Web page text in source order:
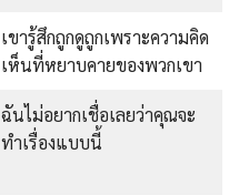
เขารู้สึกถูกดูถูกเพราะความคิด
เห็นที่หยาบคายของพวกเขา
ฉันไม่อยากเชื่อเลยว่าคุณจะ
ทำเรื่องแบบนี้